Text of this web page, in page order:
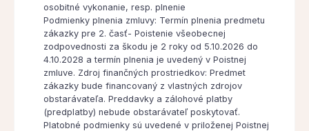
osobitné vykonanie, resp. plnenie
Podmienky plnenia zmluvy: Termín plnenia predmetu
zákazky pre 2. časť- Poistenie všeobecnej
zodpovednosti za škodu je 2 roky od 5.10.2026 do
4.10.2028 a termín plnenia je uvedený v Poistnej
zmluve. Zdroj finančných prostriedkov: Predmet
zákazky bude financovaný z vlastných zdrojov
obstarávateľa. Preddavky a zálohové platby
(predplatby) nebude obstarávateľ poskytovať.
Platobné podmienky sú uvedené v priloženej Poistnej